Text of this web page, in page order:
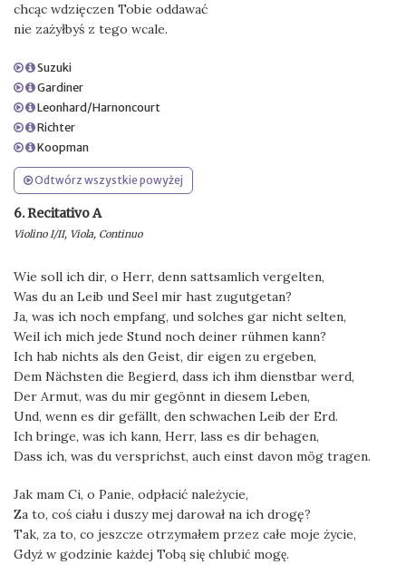
chcąc wdzięczen Tobie oddawać
nie zażyłbyś z tego wcale.
Suzuki
Gardiner
Leonhard/Harnoncourt
Richter
Koopman
Odtwórz wszystkie powyżej
6. Recitativo A
Violino I/II, Viola, Continuo
Wie soll ich dir, o Herr, denn sattsamlich vergelten,
Was du an Leib und Seel mir hast zugutgetan?
Ja, was ich noch empfang, und solches gar nicht selten,
Weil ich mich jede Stund noch deiner rühmen kann?
Ich hab nichts als den Geist, dir eigen zu ergeben,
Dem Nächsten die Begierd, dass ich ihm dienstbar werd,
Der Armut, was du mir gegönnt in diesem Leben,
Und, wenn es dir gefällt, den schwachen Leib der Erd.
Ich bringe, was ich kann, Herr, lass es dir behagen,
Dass ich, was du versprichst, auch einst davon mög tragen.
Jak mam Ci, o Panie, odpłacić należycie,
Za to, coś ciału i duszy mej darował na ich drogę?
Tak, za to, co jeszcze otrzymałem przez całe moje życie,
Gdyż w godzinie każdej Tobą się chlubić mogę.